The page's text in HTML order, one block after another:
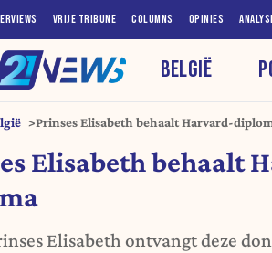
VRIJE TRIBUNE COLUMNS OPINIES
BELGIË
Prinses Elisabeth behaalt Harvard-
Elisabeth behaalt
Elisabeth ontvangt deze